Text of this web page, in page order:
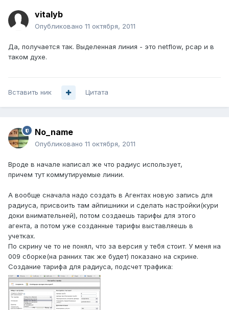
vitalyb
Опубликовано 11 октября, 2011
Да, получается так. Выделенная линия - это netflow, pcap и в
таком духе.
Вставить ник Цитата
No_name
Опубликовано 11 октября, 2011
Вроде в начале написал же что радиус использует,
причем тут коммутируемые линии.
А вообще сначала надо создать в Агентах новую запись для
радиуса, присвоить там айпишники и сделать настройки(кури
доки внимательней), потом создаешь тарифы для этого
агента, а потом уже созданные тарифы выставляешь в
учетках.
По скрину че то не понял, что за версия у тебя стоит. У меня на
009 сборке(на ранних так же будет) показано на скрине.
Создание тарифа для радиуса, подсчет трафика: